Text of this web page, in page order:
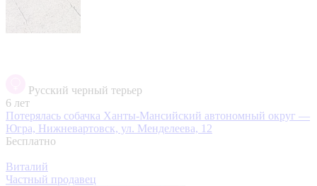
Русский черный терьер
6 лет
Потерялась собачка Ханты-Мансийский автономный округ —
Югра, Нижневартовск, ул. Менделеева, 12
Бесплатно
Виталий
Частный продавец